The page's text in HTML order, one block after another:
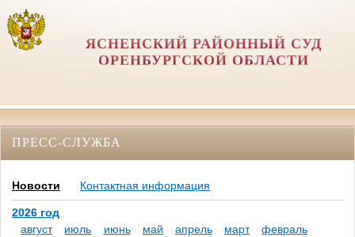
ЯСНЕНСКИЙ РАЙОННЫЙ СУД
ОРЕНБУРГСКОЙ ОБЛАСТИ
ПРЕСС-СЛУЖБА
Новости Контактная информация
2026 год
август
июль июнь май апрель март
февраль